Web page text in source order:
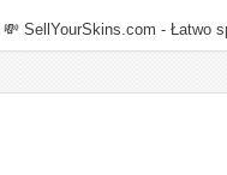
💸 SellYourSkins.com - Łatwo